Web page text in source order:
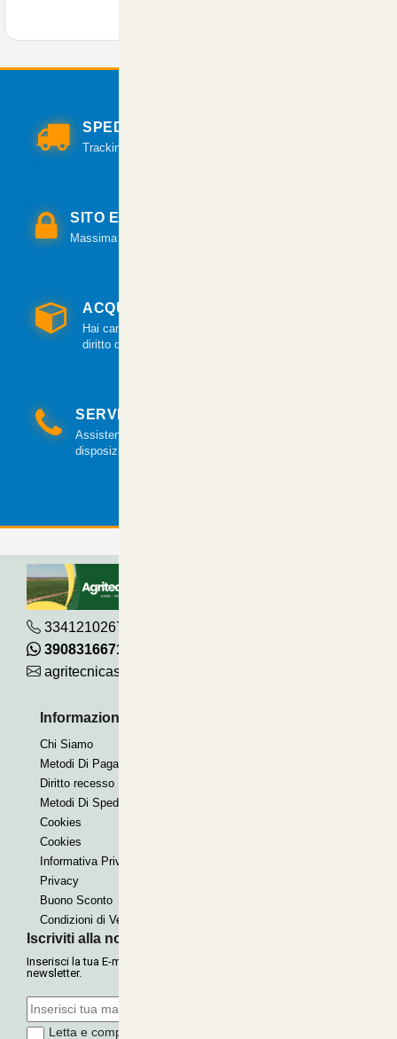
SPEDIZIONI VELOCI
Tracking per il monitoraggio della spedizione.
SITO E PAGAMENTI SICURI
Massima sicurezza per tutte le modalità di pagamento.
ACQUISTO GARANTITO
Hai cambiato idea? Hai 14 giorni per esercitare il
diritto di recesso.
SERVIZIO CLIENTI
Assistenza clienti via mail e telefonica a tua
disposizione.
3341210267
390831667115
agritecnicasrl@gmail.com
Informazioni Utili
Chi Siamo
Metodi Di Pagamento
Diritto recesso
Metodi Di Spedizione
Cookies
Cookies
Informativa Privacy
Privacy
Buono Sconto
Condizioni di Vendita
Iscriviti alla nostra Newsletter
Inserisci la tua E-mail per ricevere le nostre offerte tramite
newsletter.
Letta e compresa l'informativa sulla